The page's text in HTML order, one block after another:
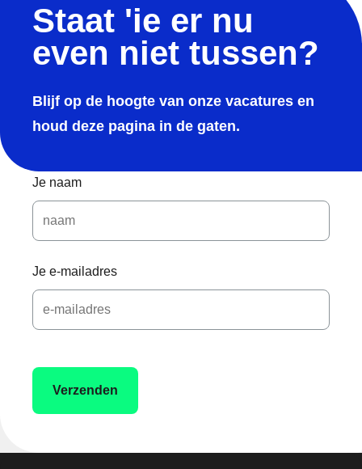
Staat 'ie er nu
even niet tussen?
Blijf op de hoogte van onze vacatures en
houd deze pagina in de gaten.
Je naam
Je e-mailadres